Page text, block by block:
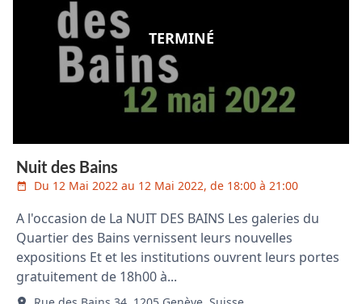
TERMINÉ
Nuit des Bains
Du 12 Mai 2022 au 12 Mai 2022, de 18:00 à 21:00
A l'occasion de La NUIT DES BAINS Les galeries du
Quartier des Bains vernissent leurs nouvelles
expositions Et et les institutions ouvrent leurs portes
gratuitement de 18h00 à...